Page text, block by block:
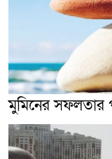
মুমিনের সফলতার